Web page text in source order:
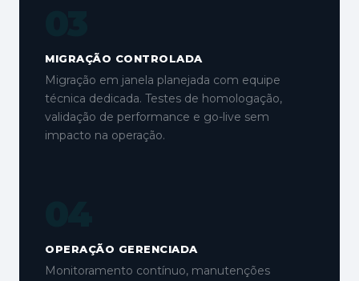
MIGRAÇÃO CONTROLADA
Migração em janela planejada com equipe
técnica dedicada. Testes de homologação,
validação de performance e go-live sem
impacto na operação.
OPERAÇÃO GERENCIADA
Monitoramento contínuo, manutenções